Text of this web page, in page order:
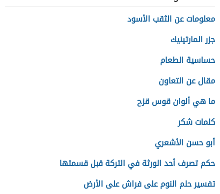
معلومات عن الثقب الأسود
جزر المارتينيك
حساسية الطعام
مقال عن التعاون
ما هي ألوان قوس قزح
كلمات شكر
أبو حسن الأشعري
حكم تصرف أحد الورثة في التركة قبل قسمتها
تفسير حلم النوم على فراش على الأرض